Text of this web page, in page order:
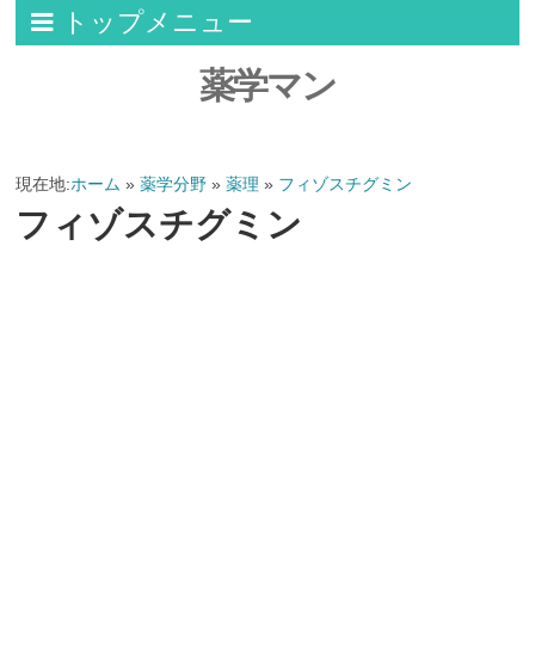
トップメニュー
薬学マン
現在地:ホーム »薬学分野 »薬理 » フィゾスチグミン
フィゾスチグミン